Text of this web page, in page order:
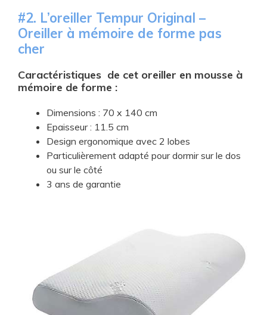
#2. ​L’oreiller Tempur Original –
Oreiller à mémoire de forme pas
cher
Caractéristiques de cet oreiller en mousse à
mémoire de forme :
Dimensions : 70 x 140 cm
Epaisseur : 11.5 cm
Design ergonomique avec 2 lobes
Particulièrement adapté pour dormir sur le dos
ou sur le côté
3 ans de garantie